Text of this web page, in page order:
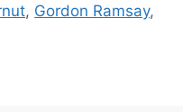
, Gordon Ramsay,